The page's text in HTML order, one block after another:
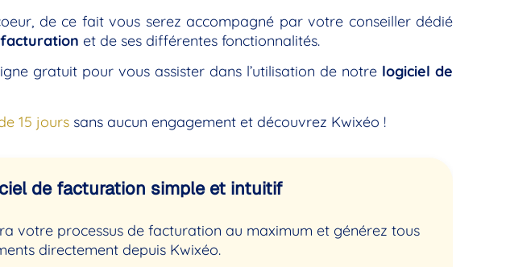
de ce fait vous serez accompagné par votre conseiller dédié
et de ses différentes fonctionnalités.
gratuit pour vous assister dans l’utilisation de notre logiciel de
15 jourssans aucun engagement et découvrez Kwixéo !
de facturation simple et intuitif
votre processus de facturation au maximum et générez tous
directement depuis Kwixéo.